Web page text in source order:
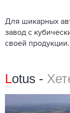
Для шикарных
завод с
своей продукции.
Lotus -